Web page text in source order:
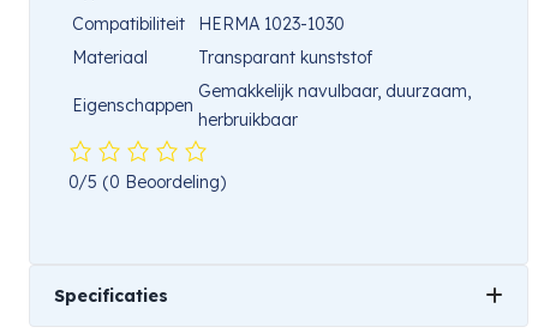
Compatibiliteit
HERMA 1023-1030
Materiaal
Transparant kunststof
Eigenschappen
Gemakkelijk navulbaar, duurzaam,
herbruikbaar
0/5 (0 Beoordeling)
Specificaties